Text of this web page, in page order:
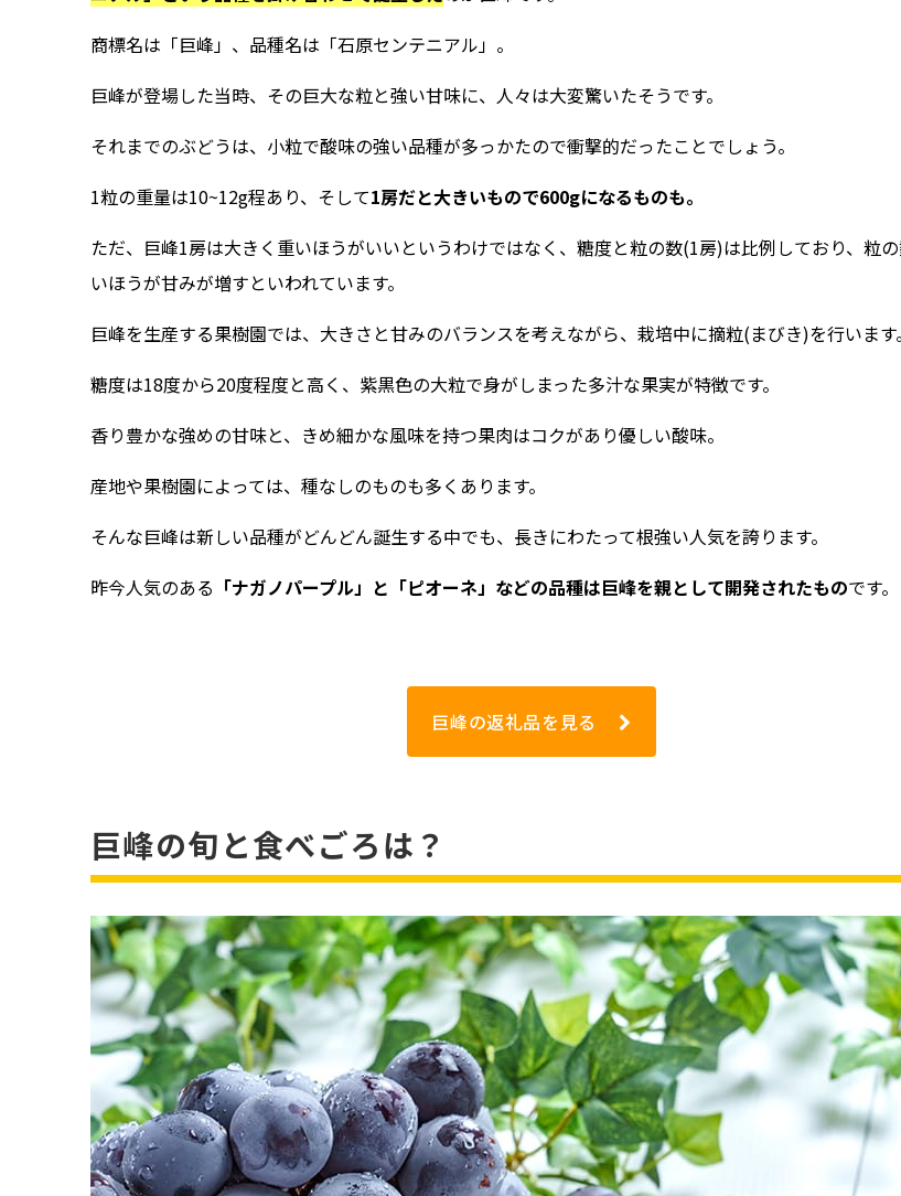
商標名は「巨峰」、品種名は「石原センテニアル」。
巨峰が登場した当時、その巨大な粒と強い甘味に、人々は大変驚いたそうです。
それまでのぶどうは、小粒で酸味の強い品種が多っかたので衝撃的だったことでしょう。
1粒の重量は10~12g程あり、そして1房だと大きいもので600gになるものも。
ただ、巨峰1房は大きく重いほうがいいというわけではなく、糖度と粒の数(1房)は比例しており、粒
いほうが甘みが増すといわれています。
巨峰を生産する果樹園では、大きさと甘みのバランスを考えながら、栽培中に摘粒(まびき)を行います。
糖度は18度から20度程度と高く、紫黒色の大粒で身がしまった多汁な果実が特徴です。
香り豊かな強めの甘味と、きめ細かな風味を持つ果肉はコクがあり優しい酸味。
産地や果樹園によっては、種なしのものも多くあります。
そんな巨峰は新しい品種がどんどん誕生する中でも、長きにわたって根強い人気を誇ります。
昨今人気のある 「ナガノパープル」と「ピオーネ」などの品種は巨峰を親として開発されたものです。
巨峰の返礼品を見る
巨峰の旬と食べごろは？